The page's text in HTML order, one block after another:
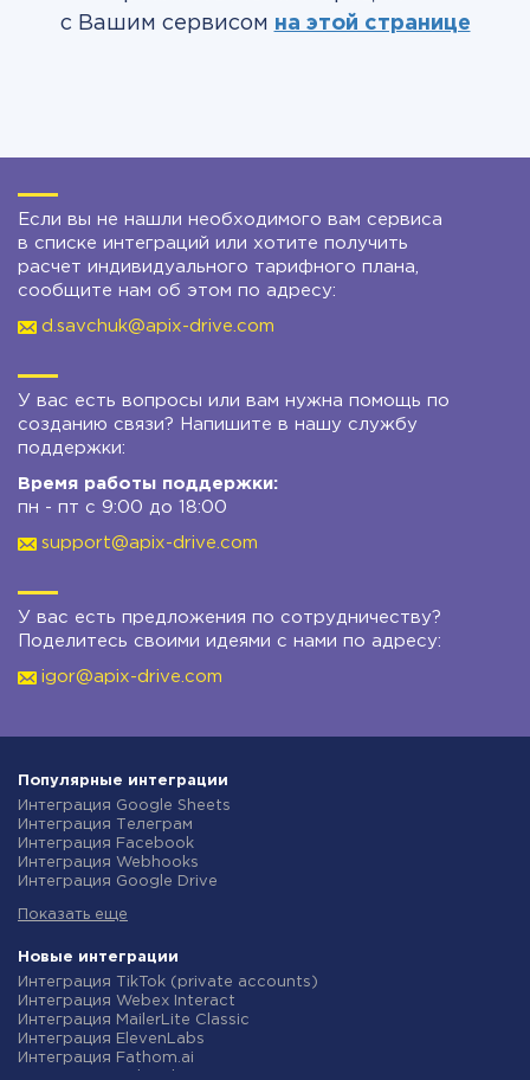
с Вашим сервисом на этой странице
Если вы не нашли необходимого вам сервиса
в списке интеграций или хотите получить
расчет индивидуального тарифного плана,
сообщите нам об этом по адресу:
d.savchuk@apix-drive.com
У вас есть вопросы или вам нужна помощь по
созданию связи? Напишите в нашу службу
поддержки:
Время работы поддержки:
пн - пт с 9:00 до 18:00
support@apix-drive.com
У вас есть предложения по сотрудничеству?
Поделитесь своими идеями с нами по адресу:
igor@apix-drive.com
Популярные интеграции
Интеграция Google Sheets
Интеграция Телеграм
Интеграция Facebook
Интеграция Webhooks
Интеграция Google Drive
Интеграция Gmail
Интеграция Новая Почта
Интеграция Binotel
Интеграция OpenAI (ChatGPT)
Интеграция Prom
Интеграция Приват24
Интеграция OLX
Интеграция TurboSMS
Показать еще
Новые интеграции
Интеграция TikTok (private accounts)
Интеграция Webex Interact
Интеграция MailerLite Classic
Интеграция ElevenLabs
Интеграция Fathom.ai